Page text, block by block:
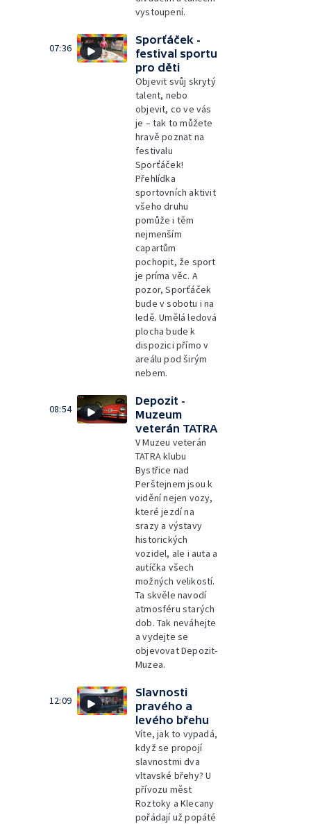
vystoupení.
07:36
Sporťáček -
festival sportu
pro děti
Objevit svůj skrytý
talent, nebo
objevit, co ve vás
je – tak to můžete
hravě poznat na
festivalu
Sporťáček!
Přehlídka
sportovních aktivit
všeho druhu
pomůže i těm
nejmenším
capartům
pochopit, že sport
je príma věc. A
pozor, Sporťáček
bude v sobotu i na
ledě. Umělá ledová
plocha bude k
dispozici přímo v
areálu pod širým
nebem.
08:54
Depozit -
Muzeum
veterán TATRA
V Muzeu veterán
TATRA klubu
Bystřice nad
Perštejnem jsou k
vidění nejen vozy,
které jezdí na
srazy a výstavy
historických
vozidel, ale i auta a
autíčka všech
možných velikostí.
Ta skvěle navodí
atmosféru starých
dob. Tak neváhejte
a vydejte se
objevovat Depozit-
Muzea.
12:09
Slavnosti
pravého a
levého břehu
Víte, jak to vypadá,
když se propojí
slavnostmi dva
vltavské břehy? U
přívozu měst
Roztoky a Klecany
pořádají už popáté